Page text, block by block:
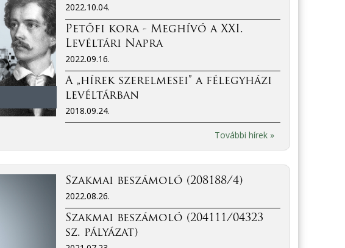
2022.10.04.
Petőfi kora - Meghívó a XXI.
Levéltári Napra
2022.09.16.
A „hírek szerelmesei” a félegyházi
levéltárban
2018.09.24.
További hírek »
Szakmai beszámoló (208188/4)
2022.08.26.
Szakmai beszámoló (204111/04323
sz. pályázat)